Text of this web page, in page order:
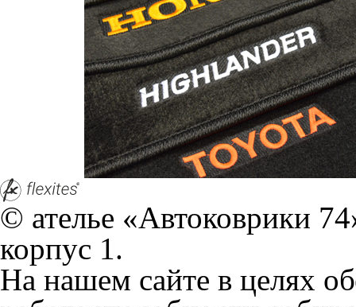
© ателье «Автоковрики
корпус 1.
На нашем сайте в целях
работоспособности
персональных данных,
браузером. Это,
и т.д. Если Вы
согласие на обработку
Положении по обработке
+7 (351) 277 91 67